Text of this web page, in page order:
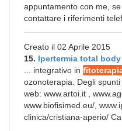
appuntamento con me,
contattare i riferimenti
Creato il 02 Aprile 2015
15. Ipertermia total
... integrativo in
ozonoterapia. Degli
web: www.artoi.it ,
www.biofisimed.eu/,
clinica/cristiana-aperio/